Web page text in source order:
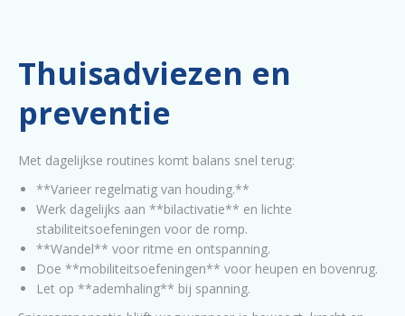
Thuisadviezen en
preventie
Met dagelijkse routines komt balans snel terug:
**Varieer regelmatig van houding.**
Werk dagelijks aan **bilactivatie** en lichte
stabiliteitsoefeningen voor de romp.
**Wandel** voor ritme en ontspanning.
Doe **mobiliteitsoefeningen** voor heupen en bovenrug.
Let op **ademhaling** bij spanning.